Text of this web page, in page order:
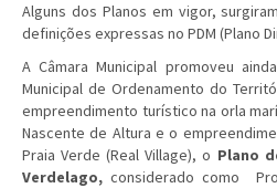
Alguns dos Planos em vigor,
definições expressas no PDM (Plano
A Câmara Municipal promoveu
Municipal de Ordenamento do
empreendimento turístico na orla
Nascente de Altura e o
Praia Verde (Real Village), o Plano
Verdelago, considerado como